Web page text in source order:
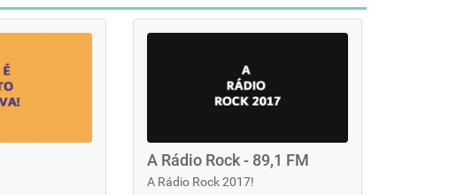
A Rádio Rock - 89,1 FM
A Rádio Rock 2017!